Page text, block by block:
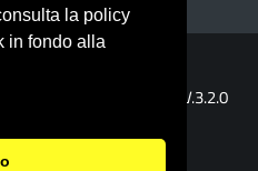
accessibile
V.3.2.0
la policy
in fondo alla